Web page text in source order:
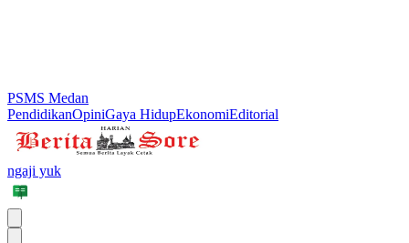
PSMS Medan
PendidikanOpiniGaya HidupEkonomiEditorial
ngaji yuk